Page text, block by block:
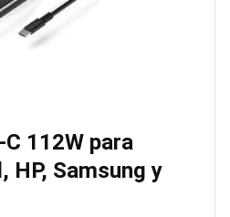
112W para
HP, Samsung y